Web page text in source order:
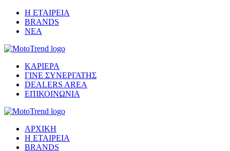
Η ΕΤΑΙΡΕΙΑ
BRANDS
ΝΕΑ
ΚΑΡΙΕΡΑ
ΓΙΝΕ ΣΥΝΕΡΓΑΤΗΣ
DEALERS AREA
ΕΠΙΚΟΙΝΩΝΙΑ
ΑΡΧΙΚΗ
Η ΕΤΑΙΡΕΙΑ
BRANDS